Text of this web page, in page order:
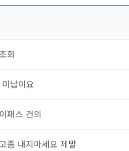
회
납이요
패스 건의
좀 내지마세요 제발